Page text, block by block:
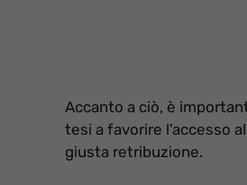
Accanto a ciò, è
tesi a favorire l’accesso
giusta retribuzione.